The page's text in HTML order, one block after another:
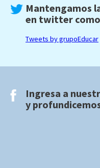
Mantengamos
en twitter como
Tweets by grupoEducar
Ingresa a
y